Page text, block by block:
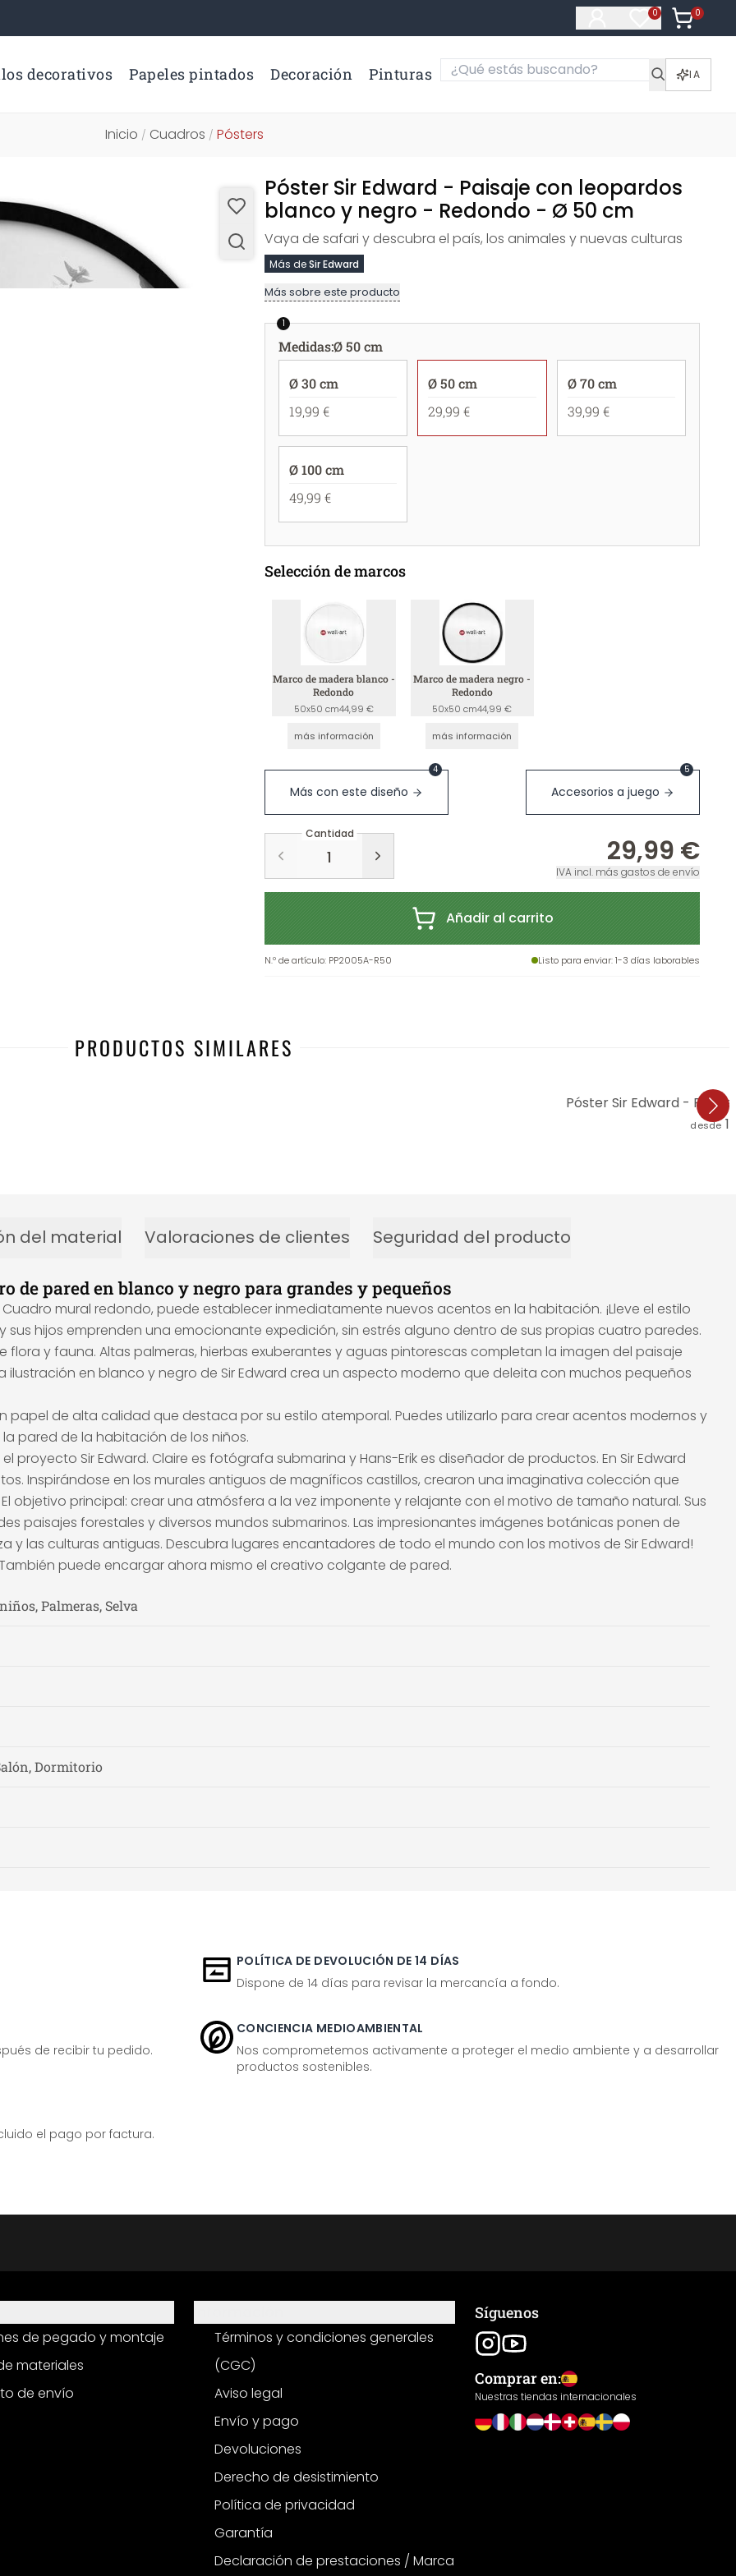
0
Artículos en
0
Artículos
decorativos Papeles pintados Decoración Pinturas IA
Inicio / Cuadros / Pósters
Póster Sir Edward - Paisaje con leopardos
blanco y negro - Redondo - Ø 50 cm
Vaya de safari y descubra el país, los animales y nuevas culturas
Más deSir Edward
Más sobre este producto
1
Medidas:Ø 50 cm
Ø 30 cm
19,99 €
Ø 50 cm
29,99 €
Ø 70 cm
39,99 €
Ø 100 cm
49,99 €
Selección de marcos
Marco de madera blanco -
Redondo
50x50 cm44,99 €
más información
Marco de madera negro -
Redondo
50x50 cm44,99 €
más información
Más con este diseño
4
Accesorios a juego
5
Cantidad
29,99 €
IVA incl. más gastos de envío
Añadir al carrito
N.º de artículo: PP2005A-R50 Listo para enviar: 1-3 días laborables
PRODUCTOS SIMILARES
Póster Sir Edward -
desde
del material Valoraciones de clientes Seguridad del producto
de pared en blanco y negro para grandes y pequeños
mural redondo, puede establecer inmediatamente nuevos acentos en la habitación. ¡Lleve el estilo
hijos emprenden una emocionante expedición, sin estrés alguno dentro de sus propias cuatro paredes.
y fauna. Altas palmeras, hierbas exuberantes y aguas pintorescas completan la imagen del paisaje
ilustración en blanco y negro de Sir Edward crea un aspecto moderno que deleita con muchos pequeños
papel de alta calidad que destaca por su estilo atemporal. Puedes utilizarlo para crear acentos modernos y
pared de la habitación de los niños.
proyecto Sir Edward. Claire es fotógrafa submarina y Hans-Erik es diseñador de productos. En Sir Edward
Inspirándose en los murales antiguos de magníficos castillos, crearon una imaginativa colección que
objetivo principal: crear una atmósfera a la vez imponente y relajante con el motivo de tamaño natural. Sus
paisajes forestales y diversos mundos submarinos. Las impresionantes imágenes botánicas ponen de
y las culturas antiguas. Descubra lugares encantadores de todo el mundo con los motivos de Sir Edward!
puede encargar ahora mismo el creativo colgante de pared.
Palmeras, Selva
Dormitorio
POLÍTICA DE DEVOLUCIÓN DE 14 DÍAS
Dispone de 14 días para revisar la mercancía a fondo.
de recibir tu pedido.
CONCIENCIA MEDIOAMBIENTAL
Nos comprometemos activamente a proteger el medio ambiente y a desarrollar
productos sostenibles.
el pago por factura.
de pegado y montaje
materiales
de envío
Términos y condiciones generales
(CGC)
Aviso legal
Envío y pago
Devoluciones
Derecho de desistimiento
Política de privacidad
Garantía
Declaración de prestaciones / Marca
Síguenos
Comprar en:
Nuestras tiendas internacionales